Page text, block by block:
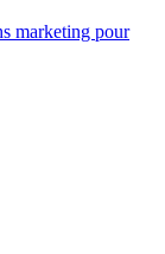
marketing pour